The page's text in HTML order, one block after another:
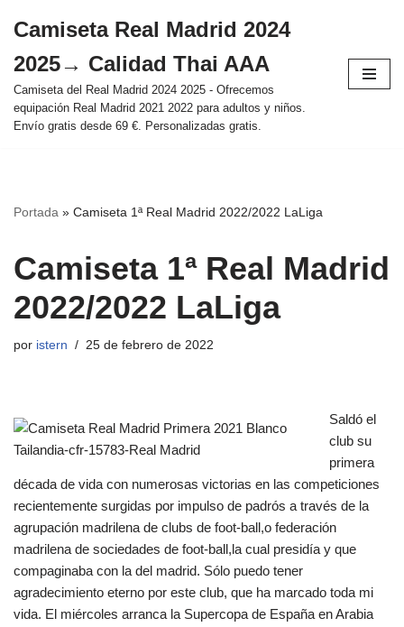
al
contenido
Camiseta Real Madrid 2024
2025→ Calidad Thai AAA
Camiseta del Real Madrid 2024 2025 - Ofrecemos
equipación Real Madrid 2021 2022 para adultos y niños.
Envío gratis desde 69 €. Personalizadas gratis.
Portada » Camiseta 1ª Real Madrid 2022/2022 LaLiga
Camiseta 1ª Real Madrid
2022/2022 LaLiga
por istern 25 de febrero de 2022
Saldó el
club su
primera
década de vida con numerosas victorias en las competiciones
recientemente surgidas por impulso de padrós a través de la
agrupación madrilena de clubs de foot-ball,o federación
madrilena de sociedades de foot-ball,la cual presidía y que
compaginaba con la del madrid. Sólo puedo tener
agradecimiento eterno por este club, que ha marcado toda mi
vida. El miércoles arranca la Supercopa de España en Arabia